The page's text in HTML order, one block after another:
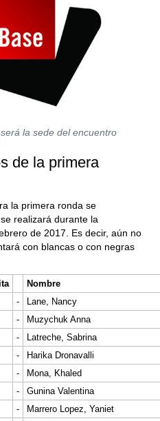
la sede del encuentro
de la primera
la primera ronda se
realizará durante la
de 2017. Es decir, aún no
con blancas o con negras
Nombre
-
Lane, Nancy
-
Muzychuk Anna
-
Latreche, Sabrina
-
Harika Dronavalli
-
Mona, Khaled
-
Gunina Valentina
-
Marrero Lopez, Yaniet